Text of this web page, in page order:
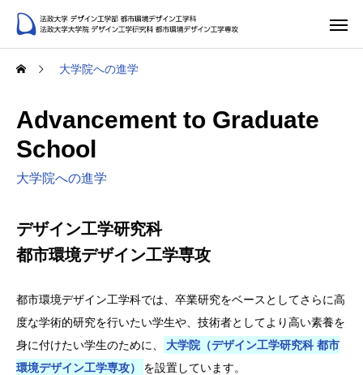
大学院への進学
Advancement to Graduate
School
大学院への進学
デザイン工学研究科
都市環境デザイン工学専攻
都市環境デザイン工学科では、卒業研究をベースとしてさらに高
度な学術的研究を行いたい学生や、技術者としてより高い素養を
身に付けたい学生のために、
大学院（デザイン工学研究科 都市
環境デザイン工学専攻）
を設置しています。